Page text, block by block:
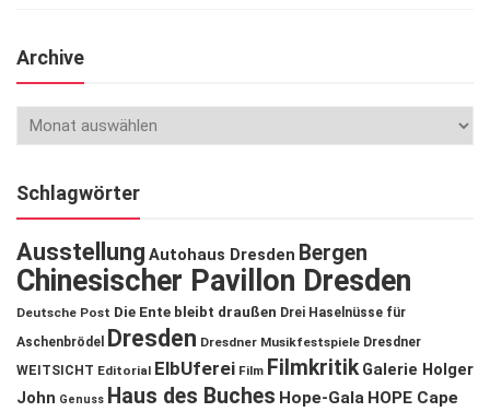
Archive
Schlagwörter
Ausstellung Autohaus Dresden Bergen
Chinesischer Pavillon Dresden
Deutsche Post Die Ente bleibt draußen Drei Haselnüsse für
Aschenbrödel
Dresden Dresdner Musikfestspiele Dresdner
WEITSICHT Editorial ElbUferei Film Filmkritik Galerie Holger
John Genuss Haus des Buches Hope-Gala HOPE Cape